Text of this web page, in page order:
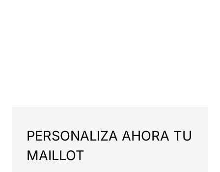
PERSONALIZA AHORA TU
MAILLOT